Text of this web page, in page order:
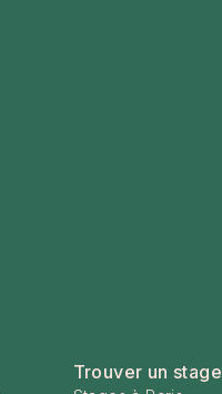
Trouver un stage